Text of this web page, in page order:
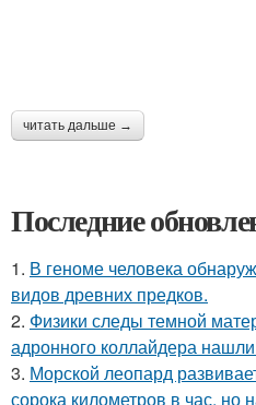
читать дальше →
Последние
1. В геноме человека
видов древних предков.
2. Физики следы темной
адронного коллайдера
3. Морской леопард
сорока километров в час, но